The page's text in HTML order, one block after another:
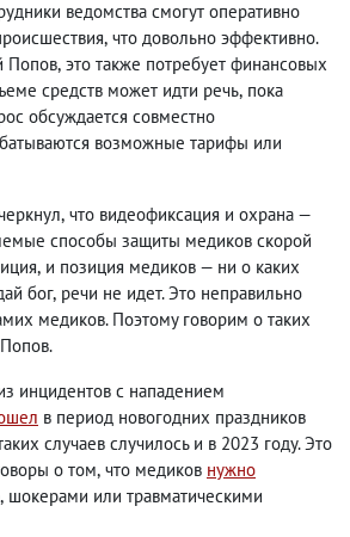
ведомства смогут оперативно
, что довольно эффективно.
Попов, это также потребует финансовых
средств может идти речь, пока
обсуждается совместно
возможные тарифы или
, что видеофиксация и охрана —
способы защиты медиков скорой
, и позиция медиков — ни о каких
бог, речи не идет. Это неправильно
медиков. Поэтому говорим о таких
инцидентов с нападением
в период новогодних праздников
случаев случилось и в 2023 году. Это
о том, что медиков нужно
, шокерами или травматическими